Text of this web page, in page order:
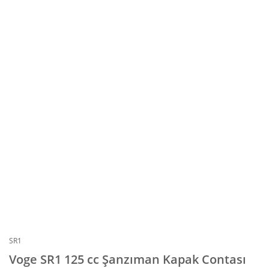
SR1
Voge SR1 125 cc Şanzıman Kapak Contası